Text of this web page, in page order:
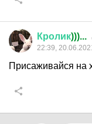
Кролик)))...
22:39,
Присаживайся на